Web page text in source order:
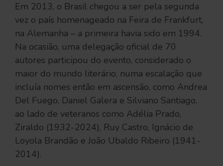
Em 2013, o Brasil chegou a ser pela segunda
vez o país homenageado na Feira de Frankfurt,
na Alemanha – a primeira havia sido em 1994.
Na ocasião, uma delegação oficial de 70
autores participou do evento, considerado o
maior do mundo literário, numa escalação que
incluía nomes então em ascensão, como Andrea
Del Fuego, Daniel Galera e Silviano Santiago,
ao lado de veteranos como Adélia Prado,
Ziraldo (1932-2024), Ruy Castro, Ignácio de
Loyola Brandão e João Ubaldo Ribeiro (1941-
2014).